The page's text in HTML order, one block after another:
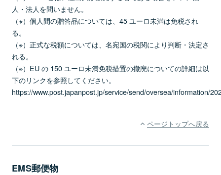
人・法人を問いません。
（※）個人間の贈答品については、45 ユーロ未満は免税され
る。
（※）正式な税額については、名宛国の税関により判断・決定さ
れる。
（※）EU の 150 ユーロ未満免税措置の撤廃についての詳細は以
下のリンクを参照してください。
https://www.post.japanpost.jp/service/send/oversea/information/
ページトップへ戻る
EMS郵便物